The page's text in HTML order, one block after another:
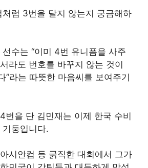
럼 3번을 달지 않는지 궁금해하
수는 “이미 4번 유니폼을 사주
라도 번호를 바꾸지 않는 것이
”라는 따뜻한 마음씨를 보여주기
번을 단 김민재는 이제 한국 수비
둥입니다.
시안컵 등 굵직한 대회에서 그가